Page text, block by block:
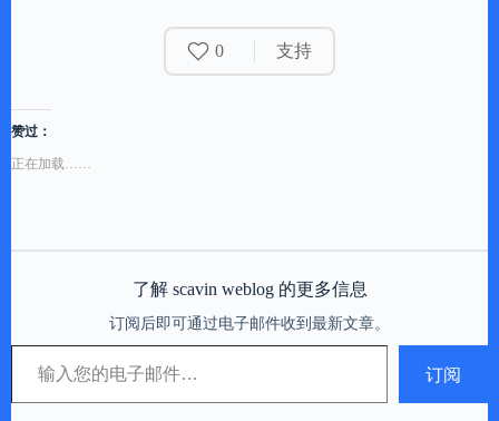
0 支持
赞过：
正在加载……
了解 scavin weblog 的更多信息
订阅后即可通过电子邮件收到最新文章。
输入您的电子邮件…
订阅